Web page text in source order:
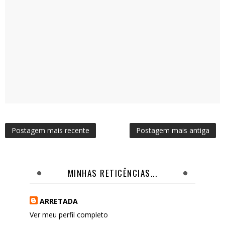
Postagem mais recente Postagem mais antiga
MINHAS RETICÊNCIAS...
ARRETADA
Ver meu perfil completo